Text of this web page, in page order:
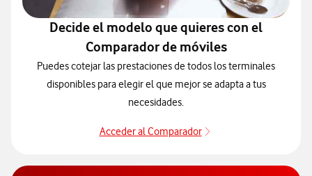
Decide el modelo que quieres con el
Comparador de móviles
Puedes cotejar las prestaciones de todos los terminales
disponibles para elegir el que mejor se adapta a tus
necesidades.
Acceder al Comparador